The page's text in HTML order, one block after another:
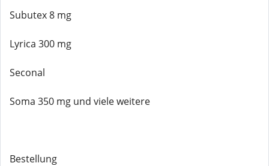
Subutex 8 mg
Lyrica 300 mg
Seconal
Soma 350 mg und viele weitere
Bestellung